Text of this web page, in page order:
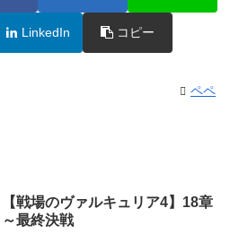
LinkedIn コピー
ペペ
【戦場のヴァルキュリア4】18章
～最終決戦